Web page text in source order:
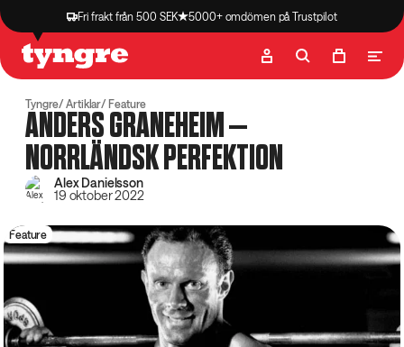
Fri frakt från 500 SEK 5000+ omdömen på Trustpilot
Butik Recept
Tyngre Artiklar Feature
ANDERS GRANEHEIM –
NORRLÄNDSK PERFEKTION
Alex Danielsson
19 oktober 2022
Feature